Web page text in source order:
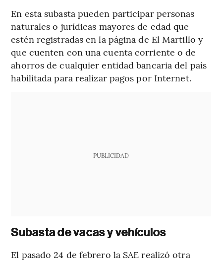
En esta subasta pueden participar personas
naturales o jurídicas mayores de edad que
estén registradas en la página de El Martillo y
que cuenten con una cuenta corriente o de
ahorros de cualquier entidad bancaria del país
habilitada para realizar pagos por Internet.
PUBLICIDAD
Subasta de vacas y vehículos
El pasado 24 de febrero la SAE realizó otra